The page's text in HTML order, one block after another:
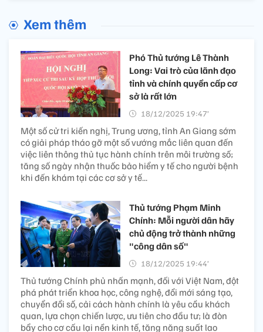
Xem thêm
Phó Thủ tướng Lê Thành
Long: Vai trò của lãnh đạo
tỉnh và chính quyền cấp cơ
sở là rất lớn
18/12/2025 19:47’
Một số cử tri kiến nghị, Trung ương, tỉnh An Giang sớm
có giải pháp tháo gỡ một số vướng mắc liên quan đến
việc liên thông thủ tục hành chính trên môi trường số;
tăng số ngày nhận thuốc bảo hiểm y tế cho người bệnh
khi đến khám tại các cơ sở y tế...
Thủ tướng Phạm Minh
Chính: Mỗi người dân hãy
chủ động trở thành những
"công dân số"
18/12/2025 19:44’
Thủ tướng Chính phủ nhấn mạnh, đối với Việt Nam, đột
phá phát triển khoa học, công nghệ, đổi mới sáng tạo,
chuyển đổi số, cải cách hành chính là yêu cầu khách
quan, lựa chọn chiến lược, ưu tiên cho đầu tư; là đòn
bẩy cho cơ cấu lại nền kinh tế, tăng năng suất lao